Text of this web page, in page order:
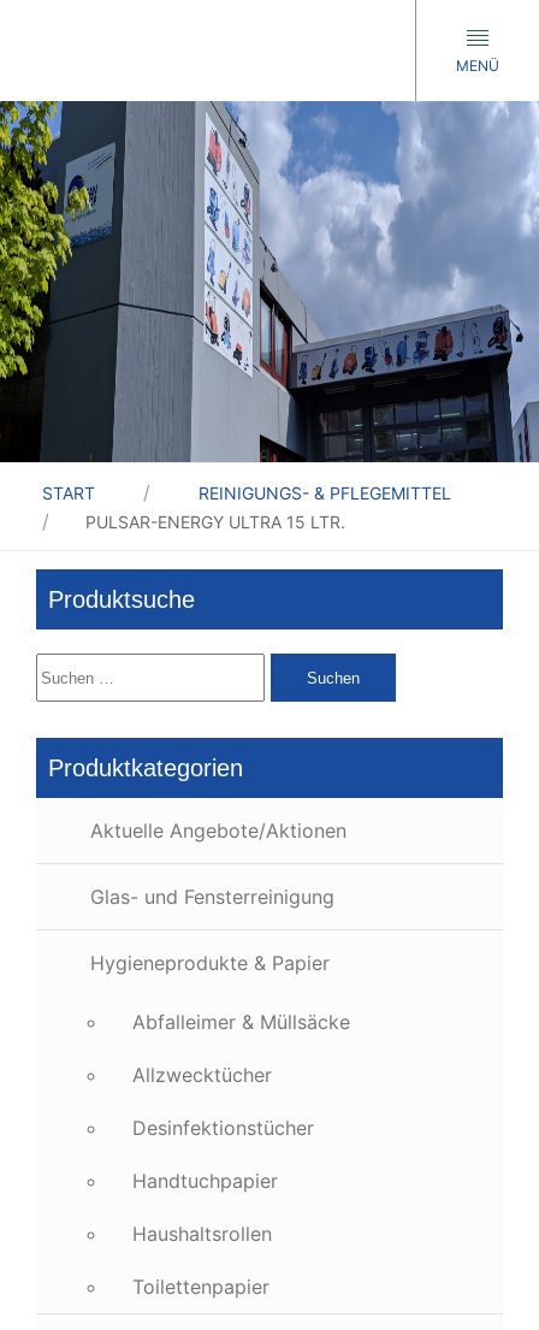
MENÜ
START
REINIGUNGS- & PFLEGEMITTEL
PULSAR-ENERGY ULTRA 15 LTR.
Produktsuche
Suchen
nach:
Produktkategorien
Aktuelle Angebote/Aktionen
Glas- und Fensterreinigung
Hygieneprodukte & Papier
Abfalleimer & Müllsäcke
Allzwecktücher
Desinfektionstücher
Handtuchpapier
Haushaltsrollen
Toilettenpapier